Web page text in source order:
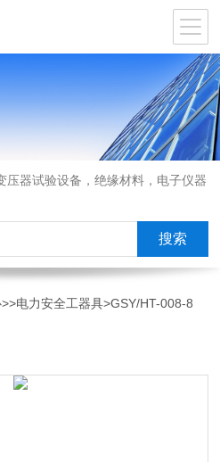
压器试验设备，绝缘材料，电子仪器
>>电力安全工器具>GSY/HT-008-8